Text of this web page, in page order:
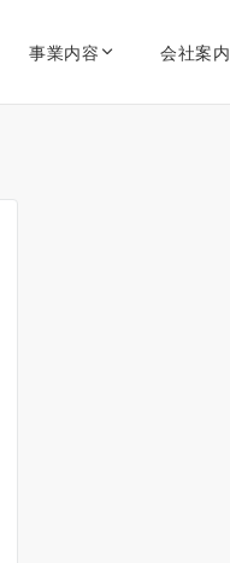
事業内容 会社案内